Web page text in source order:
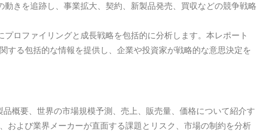
動きを追跡し、事業拡大、契約、新製品発売、買収などの競争戦略
ロファイリングと成長戦略を包括的に分析します。本レポート
する包括的な情報を提供し、企業や投資家が戦略的な意思決定を
概要、世界の市場規模予測、売上、販売量、価格について紹介す
および業界メーカーが直面する課題とリスク、市場の制約を分析